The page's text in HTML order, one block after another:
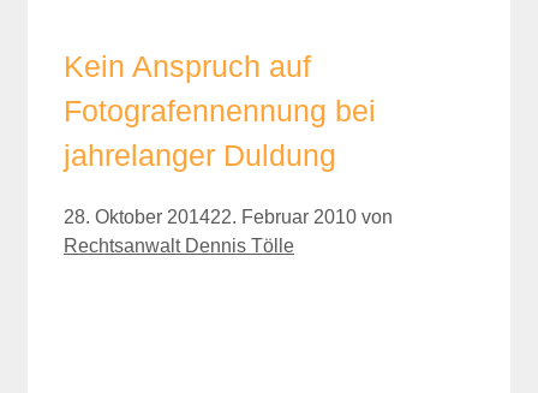
Kein Anspruch auf
Fotografennennung bei
jahrelanger Duldung
28. Oktober 201422. Februar 2010 von
Rechtsanwalt Dennis Tölle